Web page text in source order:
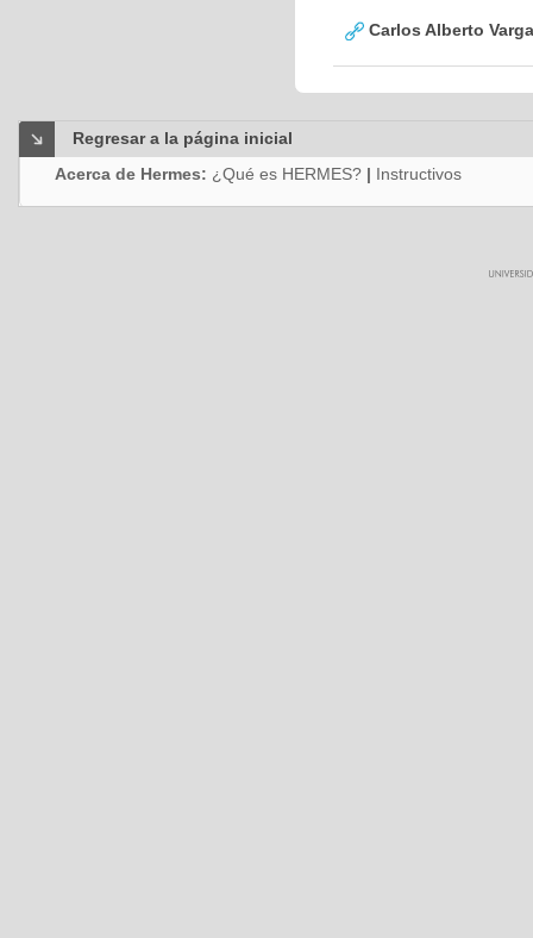
Carlos Alberto
Regresar a la página inicial
Acerca de Hermes: ¿Qué es HERMES? | Instructivos